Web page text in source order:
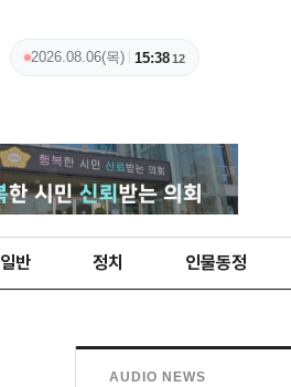
2026.08.06(목) 15:3813
일반 정치 인물동정
AUDIO NEWS